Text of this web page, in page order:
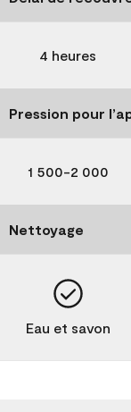
4 heures
Pression pour
1 500-2 000
Nettoyage
Eau et savon